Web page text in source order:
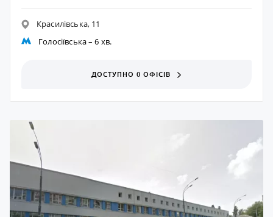
Красилівська, 11
Голосіївська– 6 хв.
ДОСТУПНО 0 ОФІСІВ